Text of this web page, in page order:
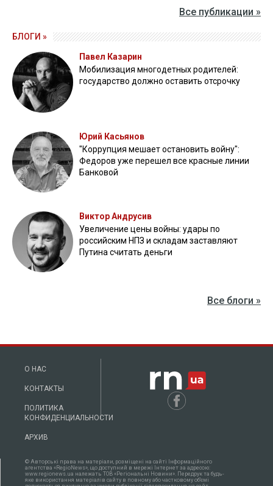
Все публикации »
БЛОГИ »
Павел Казарин
Мобилизация многодетных родителей:
государство должно оставить отсрочку
Юрий Касьянов
"Коррупция мешает остановить войну":
Федоров уже перешел все красные линии
Банковой
Виктор Андрусив
Увеличение цены войны: удары по
российским НПЗ и складам заставляют
Путина считать деньги
Все блоги »
О НАС
КОНТАКТЫ
ПОЛИТИКА
КОНФИДЕНЦИАЛЬНОСТИ
АРХИВ
© Авторські права на матеріали, розміщені на сайті Інформаційного
агентства «RegioNews», що доступний в мережі Інтернет за адресою:
www.regionews.ua належать ТОВ «Регіональні Новини». Передрук та будь-
яке використання матеріалів сайту в повному або частковому об'ємі